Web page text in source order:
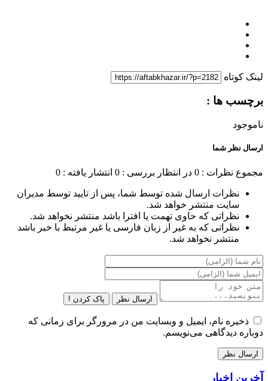
لینک کوتاه
برچسب ها :
ناموجود
ارسال نظر شما
مجموع نظرات : 0 در انتظار بررسی : 0 انتشار یافته : 0
نظرات ارسال شده توسط شما، پس از تایید توسط مدیران
سایت منتشر خواهد شد.
نظراتی که حاوی تهمت یا افترا باشد منتشر نخواهد شد.
نظراتی که به غیر از زبان فارسی یا غیر مرتبط با خبر باشد
منتشر نخواهد شد.
ارسال نظر پاک کردن !
ذخیره نام، ایمیل و وبسایت من در مرورگر برای زمانی که
دوباره دیدگاهی می‌نویسم.
آخرین اخبار